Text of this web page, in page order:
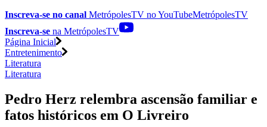
Inscreva-se no canal MetrópolesTV noYouTubeMetrópolesTV
Inscreva-se na MetrópolesTV
Página Inicial
Entretenimento
Literatura
Literatura
Pedro Herz relembra ascensão familiar e
fatos históricos em O Livreiro